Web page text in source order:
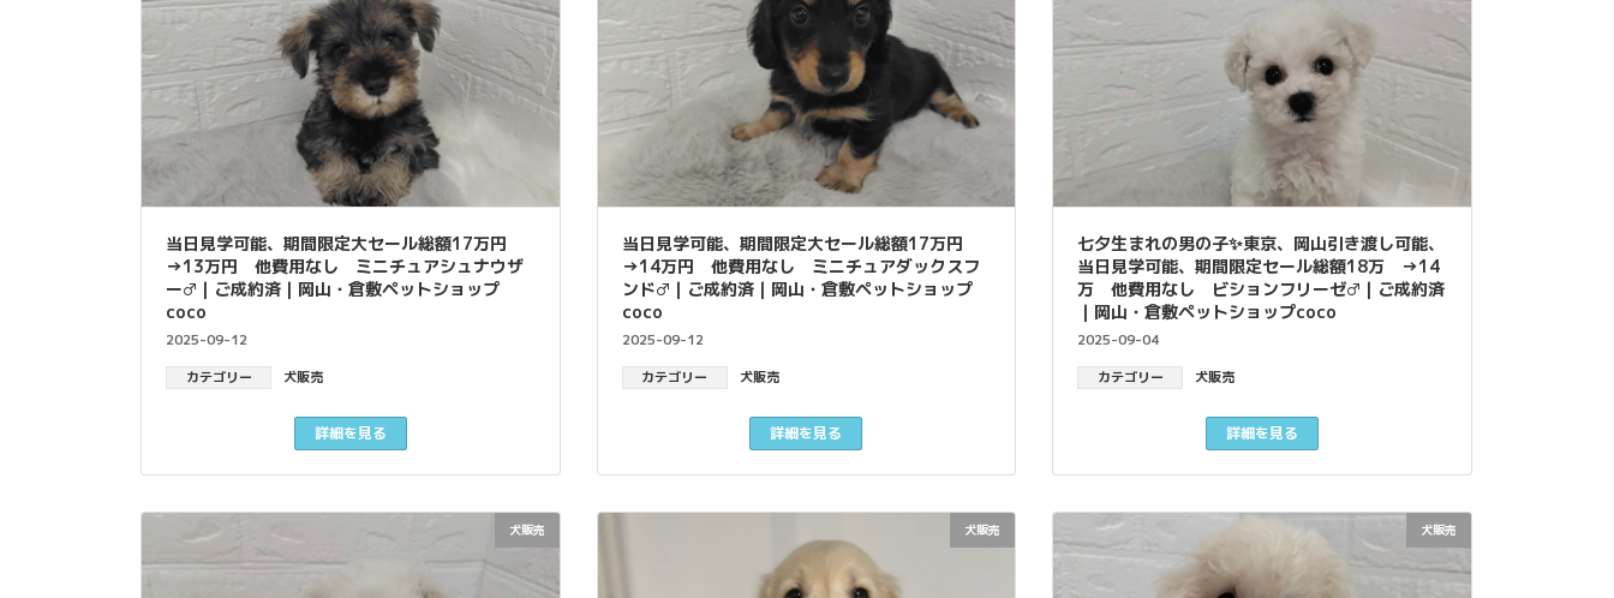
当日見学可能、期間限定大セール総額17万円
→13万円 他費用なし ミニチュアシュナウザ
ー♂｜ご成約済｜岡山・倉敷ペットショップ
coco
2025-09-12
カテゴリー
犬販売
詳細を見る
当日見学可能、期間限定大セール総額17万円
→14万円 他費用なし ミニチュアダックスフ
ンド♂｜ご成約済｜岡山・倉敷ペットショップ
coco
2025-09-12
カテゴリー
犬販売
詳細を見る
七夕生まれの男の子✨東京、岡山引き渡し可能、
当日見学可能、期間限定セール総額18万 →14
万 他費用なし ビションフリーゼ♂｜ご成約済
｜岡山・倉敷ペットショップcoco
2025-09-04
カテゴリー
犬販売
詳細を見る
犬販売 犬販売 犬販売